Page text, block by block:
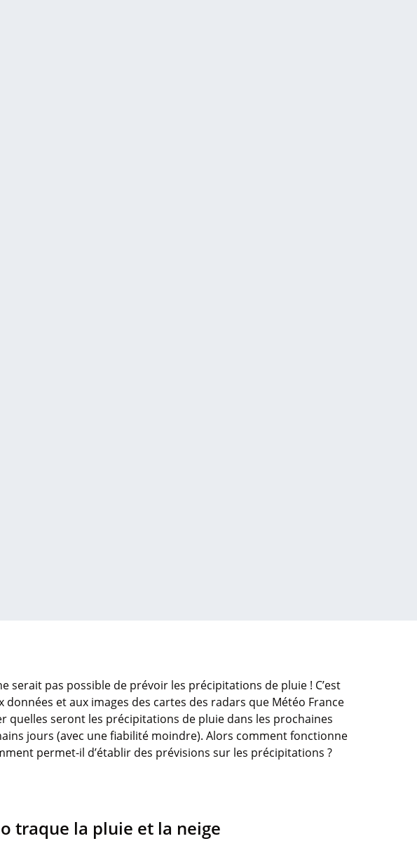
serait pas possible de prévoir les précipitations de pluie ! C’est
données et aux images des cartes des radars que Météo France
quelles seront les précipitations de pluie dans les prochaines
jours (avec une fiabilité moindre). Alors comment fonctionne
permet-il d’établir des prévisions sur les précipitations ?
traque la pluie et la neige